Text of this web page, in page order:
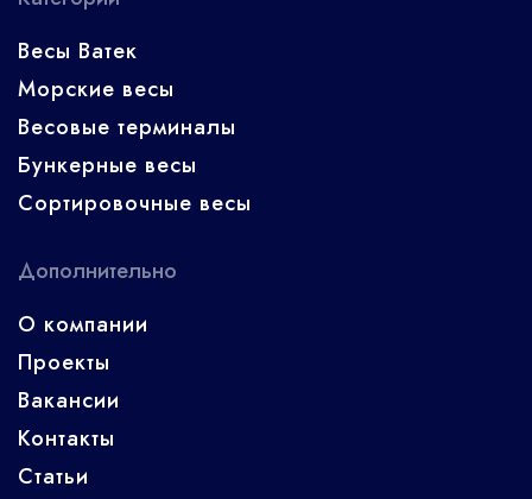
Весы Ватек
Морские весы
Весовые терминалы
Бункерные весы
Сортировочные весы
Дополнительно
О компании
Проекты
Вакансии
Контакты
Статьи